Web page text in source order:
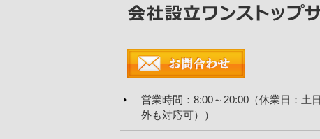
営業時間 ：8:00～20:00（休業日：土
外も対応可））